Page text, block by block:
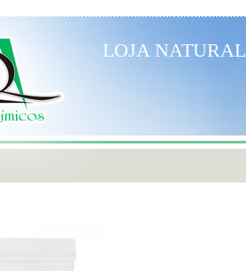
LOJA NATURAL